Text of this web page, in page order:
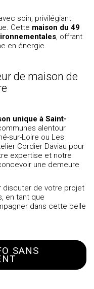
soin, privilégiant
Cette maison du 49
, offrant
en énergie.
de maison de
unique à Saint-
alentour
sur-Loire ou Les
Cordier Daviau pour
expertise et notre
une demeure
discuter de votre projet
en tant que
dans cette belle
SANS